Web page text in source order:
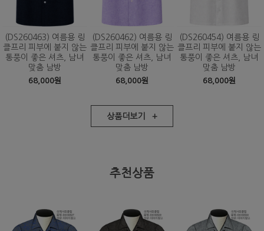
(DS260463) 여름용 링
클프리 피부에 붙지 않는
통풍이 좋은 셔츠, 남녀
맞춤 남방
68,000원
(DS260462) 여름용 링
클프리 피부에 붙지 않는
통풍이 좋은 셔츠, 남녀
맞춤 남방
68,000원
(DS260454) 여름용 링
클프리 피부에 붙지 않는
통풍이 좋은 셔츠, 남녀
맞춤 남방
68,000원
상품더보기 +
추천상품